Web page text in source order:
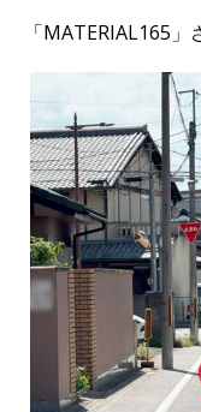
「MATERIAL165